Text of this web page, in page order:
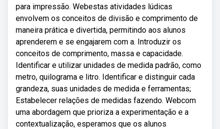
para impressão. Webestas atividades lúdicas
envolvem os conceitos de divisão e comprimento de
maneira prática e divertida, permitindo aos alunos
aprenderem e se engajarem com a. Introduzir os
conceitos de comprimento, massa e capacidade.
Identificar e utilizar unidades de medida padrão, como
metro, quilograma e litro. Identificar e distinguir cada
grandeza, suas unidades de medida e ferramentas;
Estabelecer relações de medidas fazendo. Webcom
uma abordagem que prioriza a experimentação e a
contextualização, esperamos que os alunos